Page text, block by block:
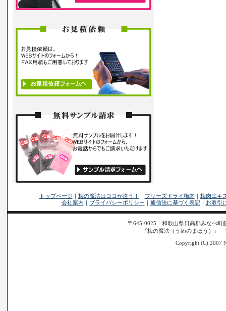
トップページ ｜ 梅の魔法はココが違う！ ｜ フリーズドライ梅肉 ｜ 梅肉エキ
会社案内 ｜ プライバシーポリシー ｜ 通信法に基づく表記｜ お取引
〒645-0025 和歌山県日高郡みなべ
『梅の魔法（うめのまほう）
Copyright (C) 2007